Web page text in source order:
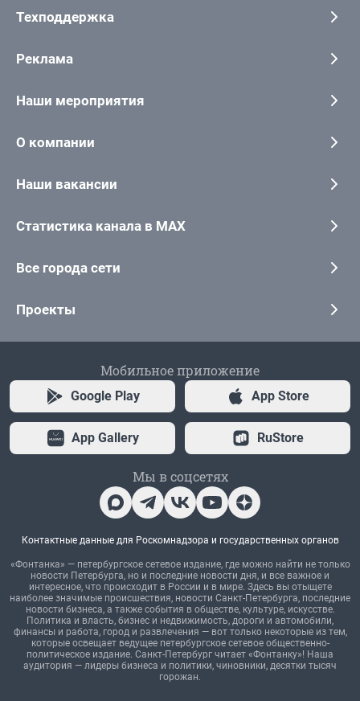
Техподдержка
Реклама
Наши мероприятия
О компании
Наши вакансии
Статистика канала в MAX
Все города сети
Проекты
Мобильное приложение
Google Play App Store
App Gallery RuStore
Мы в соцсетях
Контактные данные для Роскомнадзора и государственных органов
«Фонтанка» — петербургское сетевое издание, где можно найти не только
новости Петербурга, но и последние новости дня, и все важное и
интересное, что происходит в России и в мире. Здесь вы отыщете
наиболее значимые происшествия, новости Санкт-Петербурга, последние
новости бизнеса, а также события в обществе, культуре, искусстве.
Политика и власть, бизнес и недвижимость, дороги и автомобили,
финансы и работа, город и развлечения — вот только некоторые из тем,
которые освещает ведущее петербургское сетевое общественно-
политическое издание. Санкт-Петербург читает «Фонтанку»! Наша
аудитория — лидеры бизнеса и политики, чиновники, десятки тысяч
горожан.